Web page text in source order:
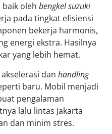
oleh bengkel suzuki
pada tingkat efisiensi
bekerja harmonis,
energi ekstra. Hasilnya
yang lebih hemat.
dan handling
baru. Mobil menjadi
pengalaman
lalu lintas Jakarta
dan minim stres.